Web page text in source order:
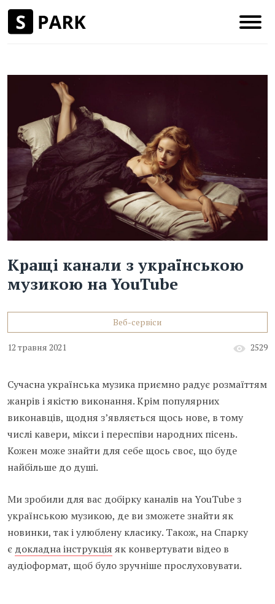
Кращі канали з українською
музикою на YouTube
Веб-сервіси
12 травня 2021 2529
Сучасна українська музика приємно радує розмаїттям
жанрів і якістю виконання. Крім популярних
виконавців, щодня з’являється щось нове, в тому
числі кавери, мікси і переспіви народних пісень.
Кожен може знайти для себе щось своє, що буде
найбільше до душі.
Ми зробили для вас добірку каналів на YouTube з
українською музикою, де ви зможете знайти як
новинки, так і улюблену класику. Також, на Спарку
є докладна інструкція як конвертувати відео в
аудіоформат, щоб було зручніше прослуховувати.